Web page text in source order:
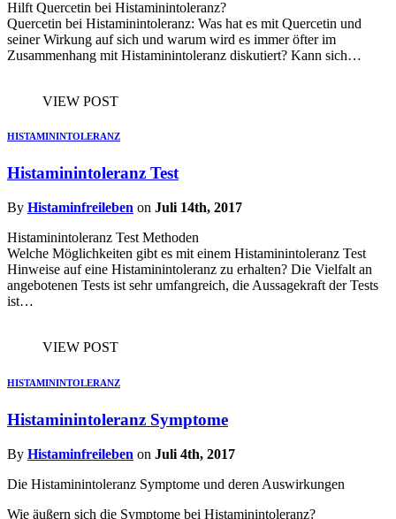
Hilft Quercetin bei Histaminintoleranz?
Quercetin bei Histaminintoleranz: Was hat es mit Quercetin und
seiner Wirkung auf sich und warum wird es immer öfter im
Zusammenhang mit Histaminintoleranz diskutiert? Kann sich…
VIEW POST
HISTAMININTOLERANZ
Histaminintoleranz Test
By Histaminfreileben on Juli 14th, 2017
Histaminintoleranz Test Methoden
Welche Möglichkeiten gibt es mit einem Histaminintoleranz Test
Hinweise auf eine Histaminintoleranz zu erhalten? Die Vielfalt an
angebotenen Tests ist sehr umfangreich, die Aussagekraft der Tests
ist…
VIEW POST
HISTAMININTOLERANZ
Histaminintoleranz Symptome
By Histaminfreileben on Juli 4th, 2017
Die Histaminintoleranz Symptome und deren Auswirkungen
Wie äußern sich die Symptome bei Histaminintoleranz?